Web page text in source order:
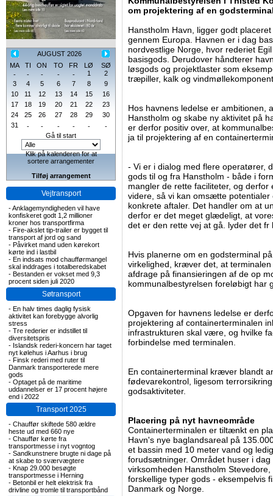
AUGUST 2026
MA
TI ON TO FR LØ
SØ
-
- - - - 1
2
3
4 5 6 7 8
9
10
11 12 13 14 15
16
17
18 19 20 21 22
23
24
25 26 27 28 29
30
31
- - - - -
-
Gå til start
Klik på kalenderen for at
sortere arrangementer
Tilføj arrangement
Vejtransport
-Anklagemyndigheden vil have
konfiskeret godt 1,2 millioner
kroner hos transportfirma
- Fire-akslet tip-trailer er bygget til
transport af jord og sand
- Påvirket mand uden kørekort
kørte ind i lastbil
- En indsats mod chaufførmangel
skal inddrages i totalberedskabet
- Bestanden er vokset med 9,3
procent siden juli 2020
Søtransport
- En halv times daglig fysisk
aktivitet kan forebygge alvorlig
stress
- Tre rederier er indstillet til
diversitetspris
- Islandsk rederi-koncern har taget
nyt kølehus i Aarhus i brug
- Finsk rederi med ruter til
Danmark transporterede mere
gods
- Optaget på de maritime
uddannelser er 17 procent højere
end i 2022
Transport 2025
- Chauffør skiftede 580 ældre
heste ud med 660 nye
- Chauffør kørte fra
transportmesse i nyt vogntog
- Sandkunstnere brugte ni dage på
at skabe to sværvægtere
- Knap 29.000 besøgte
transportmesse i Herning
- Betonbil er helt elektrisk fra
drivline og tromle til transportbånd
om projektering af en
Hanstholm Havn, ligger godt
gennem Europa. Havnen er i dag
nordvestlige Norge, hvor rederiet
basisgods. Derudover håndterer
løsgods og projektlaster som
træpiller, kalk og
Hos havnens ledelse er ambitionen,
Hanstholm og skabe ny aktivitet på
er derfor positiv over, at
ja til projektering af en
- Vi er i dialog med flere operatører,
gods til og fra Hanstholm - både i
mangler de rette faciliteter, og
videre, så vi kan omsætte
konkrete aftaler. Det handler om at
derfor er det meget glædeligt, at
det er den rette vej at gå. lyder det fr
Hvis planerne om en godsterminal
virkelighed, kræver det, at
afdrage på finansieringen af de op
kommunalbestyrelsen foreløbigt har
Opgaven for havnens ledelse er
projektering af containerterminalen
infrastrukturen skal være, og hvilke
forbindelse med terminalen.
En containerterminal kræver blandt
fødevarekontrol, ligesom
godsaktiviteter.
Placering på nyt havneområde
Containerterminalen er tiltænkt en
Havn's nye baglandsareal på
et bassin med 10 meter vand og
forudsætninger. Området huser i
virksomheden Hanstholm
forskellige typer gods - eksempelvis
Danmark og Norge.